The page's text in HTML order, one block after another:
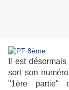
Il est
sort son
"1ère partie"